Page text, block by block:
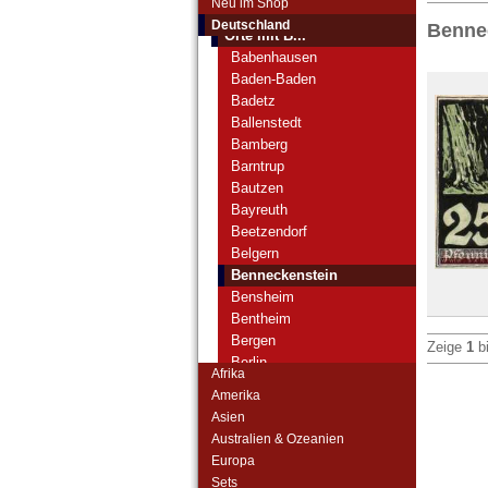
Deutschland
Orte mit A...
Orte mit B...
Babenhausen
Baden-Baden
Badetz
Ballenstedt
Bamberg
Barntrup
Bautzen
Bayreuth
Beetzendorf
Belgern
Benneckenstein
Bensheim
Bentheim
Bergen
Berlin
Biebrich a. Rh.
Afrika
Amerika
Asien
Australien & Ozeanien
Europa
Sets
Zeige 1